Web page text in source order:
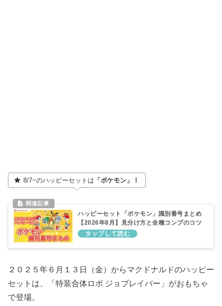
8/7~のハッピーセットは 「ポケモン」！
ハッピーセット「ポケモン」識別番号まとめ
【2026年8月】見分け方と全種コンプのコツ
２０２５年６月１３日（金）からマクドナルドのハッピー
セットは、「特装合体ロボ ジョブレイバー」がおもちゃ
で登場。